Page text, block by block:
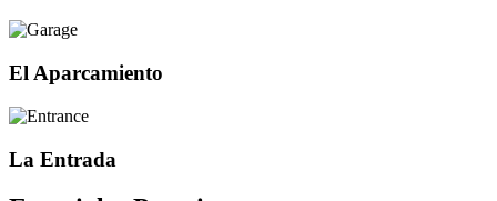
El Aparcamiento
La Entrada